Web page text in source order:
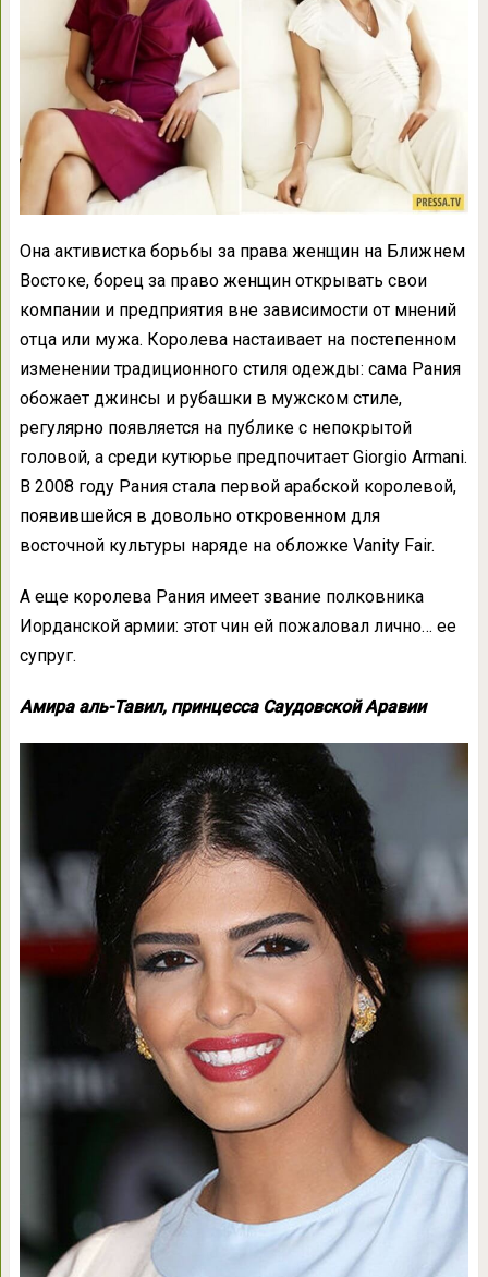
Она активистка борьбы за права женщин на Ближнем
Востоке, борец за право женщин открывать свои
компании и предприятия вне зависимости от мнений
отца или мужа. Королева настаивает на постепенном
изменении традиционного стиля одежды: сама Рания
обожает джинсы и рубашки в мужском стиле,
регулярно появляется на публике с непокрытой
головой, а среди кутюрье предпочитает Giorgio Armani.
В 2008 году Рания стала первой арабской королевой,
появившейся в довольно откровенном для
восточной культуры наряде на обложке Vanity Fair.
А еще королева Рания имеет звание полковника
Иорданской армии: этот чин ей пожаловал лично… ее
супруг.
Амира аль-Тавил, принцесса Саудовской Аравии